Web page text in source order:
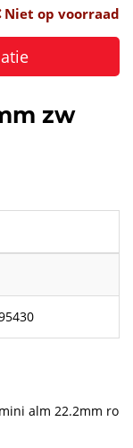
Niet op voorraad
zw
alm 22.2mm ro